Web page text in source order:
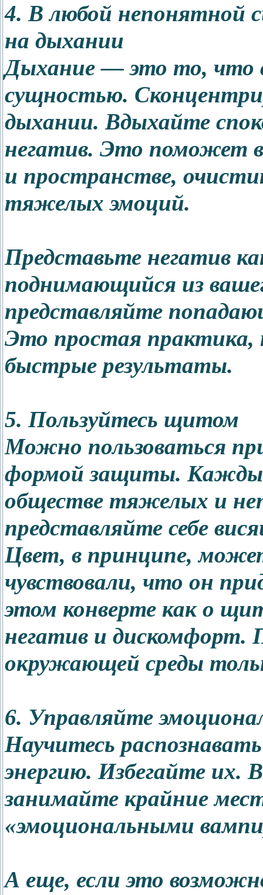
4. В любой непонятной
на дыхании
Дыхание — это то, что
сущностью.
дыхании. Вдыхайте
негатив. Это поможет
и пространстве,
тяжелых эмоций.
Представьте негатив
поднимающийся из
представляйте
Это простая
быстрые результаты.
5. Пользуйтесь щитом
Можно пользоваться
формой защиты. Каждый
обществе тяжелых и
представляйте себе
Цвет, в принципе,
чувствовали, что он
этом конверте как о
негатив и дискомфорт.
окружающей среды
6. Управляйте
Научитесь
энергию. Избегайте их.
занимайте крайние
«эмоциональными
А еще, если это